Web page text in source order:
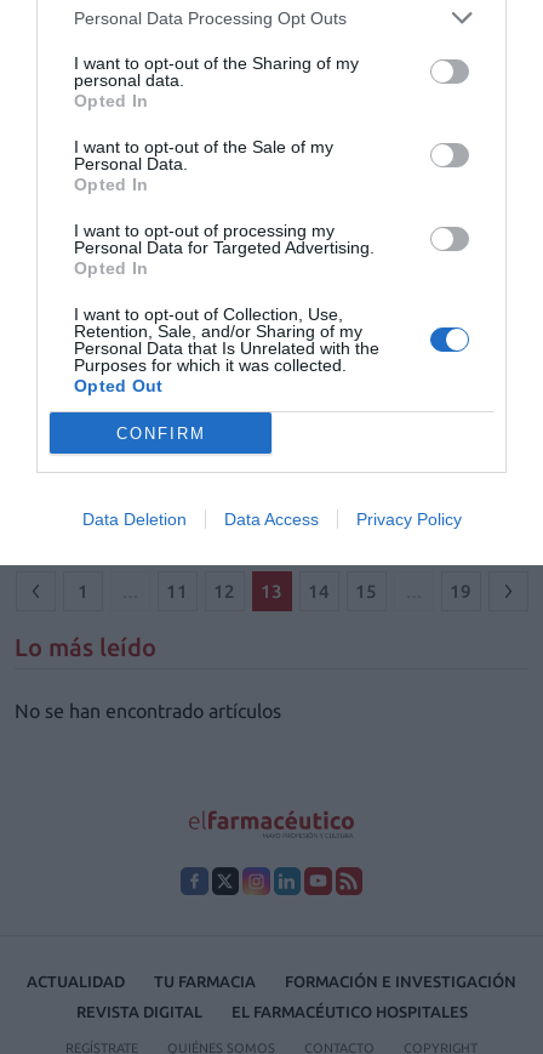
Personal Data Processing Opt Outs
I want to opt-out of the Sharing of my
personal data.
Opted In
I want to opt-out of the Sale of my
Personal Data.
Opted In
I want to opt-out of processing my
Personal Data for Targeted Advertising.
Opted In
I want to opt-out of Collection, Use,
Retention, Sale, and/or Sharing of my
Personal Data that Is Unrelated with the
Purposes for which it was collected.
Opted Out
CONFIRM
Data Deletion Data Access Privacy Policy
causa única y puede desencadenarse por
principal, las dermatitis más comunes se
clasifican en: dermatitis atópica, dermatitis
Salud 21/09/2015
Nuevo Neoptide Loción Anticaída
Hombres
Noticias y novedades
Quince años de investigación y más de 150
publicaciones científicas para dar con el
Europea).
1 11 12 13 14 15 19
Lo más leído
No se han encontrado artículos
ACTUALIDAD TU FARMACIA
FORMACIÓN E INVESTIGACIÓN
REVISTA DIGITAL
EL FARMACÉUTICO HOSPITALES
REGÍSTRATE QUIÉNES SOMOS CONTACTO COPYRIGHT